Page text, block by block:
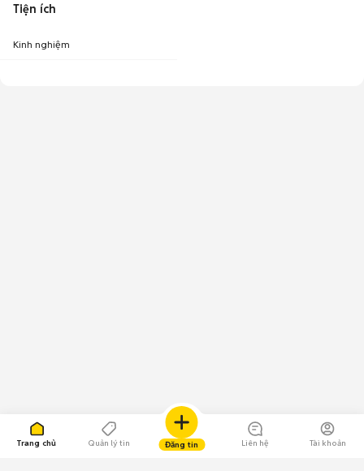
Trang chủ Quản lý tin Đăng tin Liên hệ Tài khoản
Tiện ích
Kinh nghiệm